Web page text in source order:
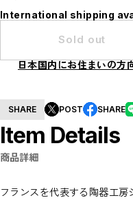
International shipping
Sold out
日本国内にお住まいの方
SHARE POST SHARE
Item Details
商品詳細
フランスを代表する陶器工房